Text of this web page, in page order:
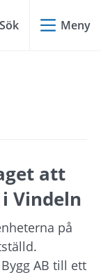
Sök Meny
att
Vindeln
på
AB till ett